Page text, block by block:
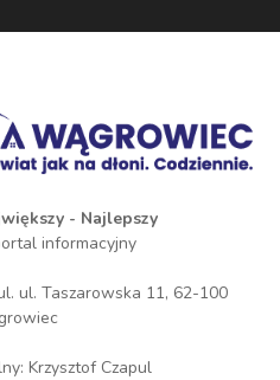
- Najlepszy
informacyjny
ul. Taszarowska 11, 62-100
Krzysztof Czapul